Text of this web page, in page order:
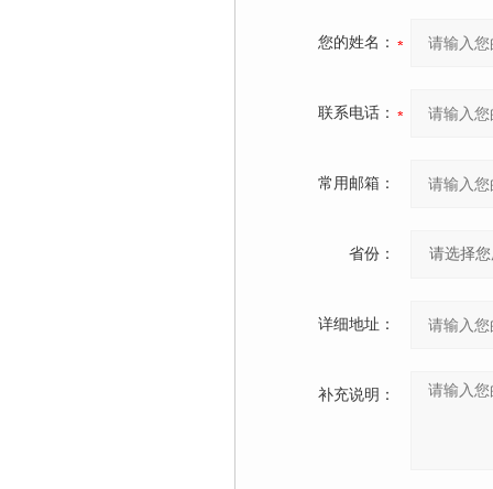
您的姓名：
联系电话：
常用邮箱：
省份：
详细地址：
补充说明：